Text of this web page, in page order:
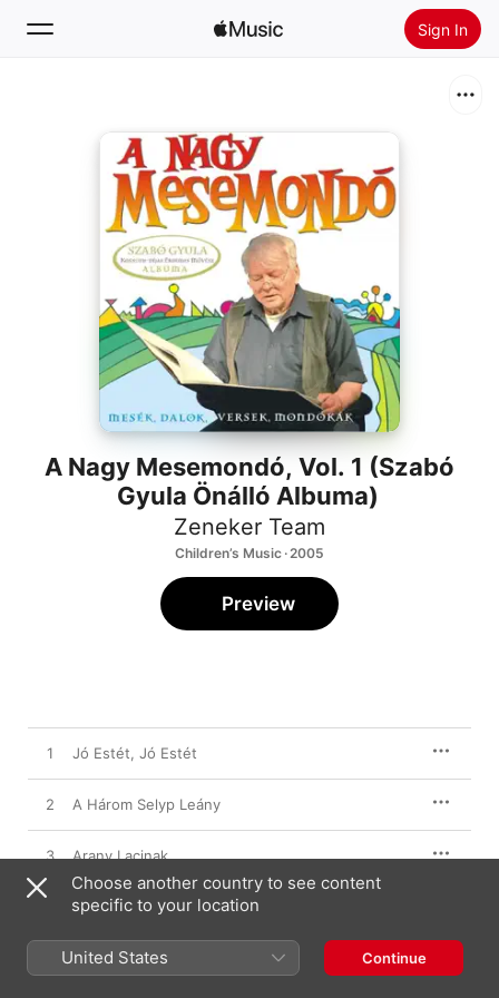
Sign In
Install Apple Music
A Nagy Mesemondó, Vol. 1 (Szabó
Gyula Önálló Albuma)
Zeneker Team
Children’s Music · 2005
Preview
1 Jó Estét, Jó Estét
2 A Három Selyp Leány
3 Arany Lacinak
A Kiskakas Gyémánt Félkrajcárja
Három Szabólegények
Choose another country to see content
specific to your location
United States Continue